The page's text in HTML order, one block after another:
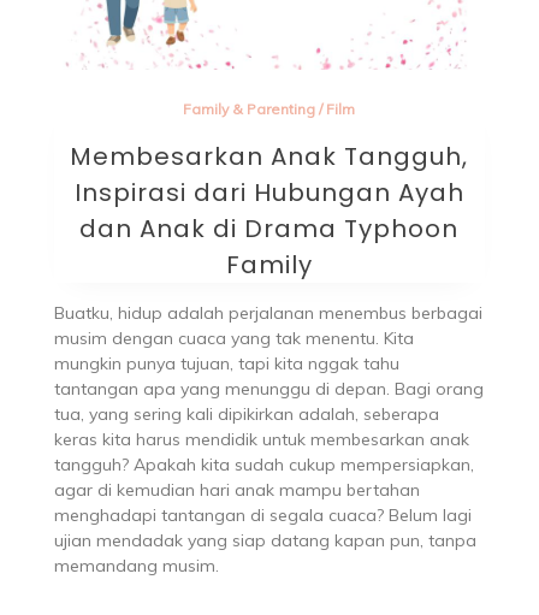
Family & Parenting / Film
Membesarkan Anak Tangguh,
Inspirasi dari Hubungan Ayah
dan Anak di Drama Typhoon
Family
Buatku, hidup adalah perjalanan menembus berbagai
musim dengan cuaca yang tak menentu. Kita
mungkin punya tujuan, tapi kita nggak tahu
tantangan apa yang menunggu di depan. Bagi orang
tua, yang sering kali dipikirkan adalah, seberapa
keras kita harus mendidik untuk membesarkan anak
tangguh? Apakah kita sudah cukup mempersiapkan,
agar di kemudian hari anak mampu bertahan
menghadapi tantangan di segala cuaca? Belum lagi
ujian mendadak yang siap datang kapan pun, tanpa
memandang musim.